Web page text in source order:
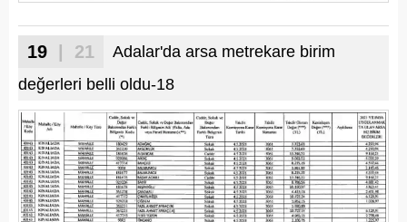
19 | 21
Adalar'da arsa metrekare birim
değerleri belli oldu-18